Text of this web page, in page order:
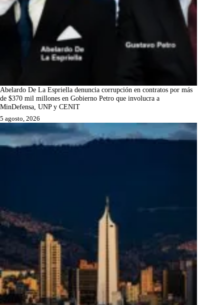
Abelardo De La Espriella denuncia corrupción en contratos por más
de $370 mil millones en Gobierno Petro que involucra a
MinDefensa, UNP y CENIT
5 agosto, 2026